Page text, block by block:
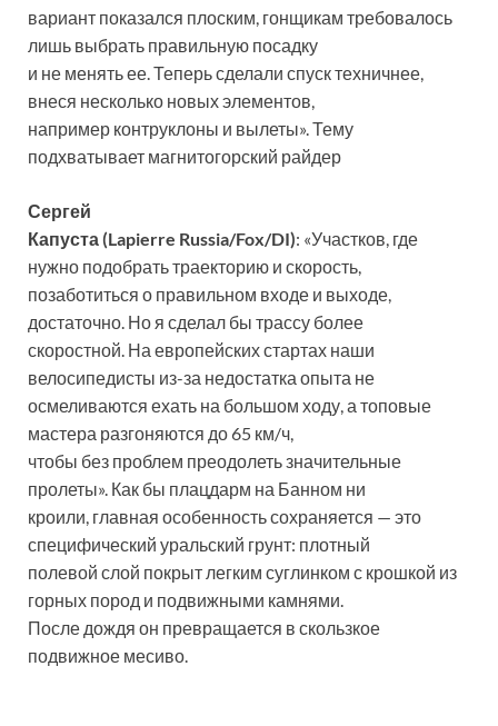
вариант показался плоским, гонщикам требовалось
лишь выбрать правильную посадку
и не менять ее. Теперь сделали спуск техничнее,
внеся несколько новых элементов,
например контруклоны и вылеты». Тему
подхватывает магнитогорский райдер
Сергей
Капуста (Lapierre Russia/Fox/DI): «Участков, где
нужно подобрать траекторию и скорость,
позаботиться о правильном входе и выходе,
достаточно. Но я сделал бы трассу более
скоростной. На европейских стартах наши
велосипедисты из-за недостатка опыта не
осмеливаются ехать на большом ходу, а топовые
мастера разгоняются до 65 км/ч,
чтобы без проблем преодолеть значительные
пролеты». Как бы плацдарм на Банном ни
кроили, главная особенность сохраняется — это
специфический уральский грунт: плотный
полевой слой покрыт легким суглинком с крошкой из
горных пород и подвижными камнями.
После дождя он превращается в скользкое
подвижное месиво.